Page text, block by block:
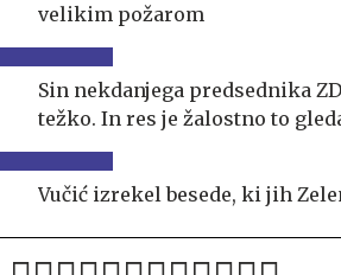
velikim požarom
Sin nekdanjega predsednika
težko. In res je žalostno to
Vučić izrekel besede, ki jih